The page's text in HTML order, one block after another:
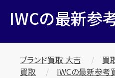
IWCの最新参
ブランド買取 大吉 買
買取
IWCの最新参考